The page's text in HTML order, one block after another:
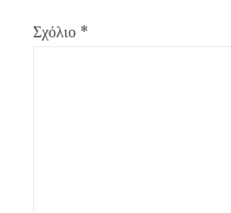
Σχόλιο *